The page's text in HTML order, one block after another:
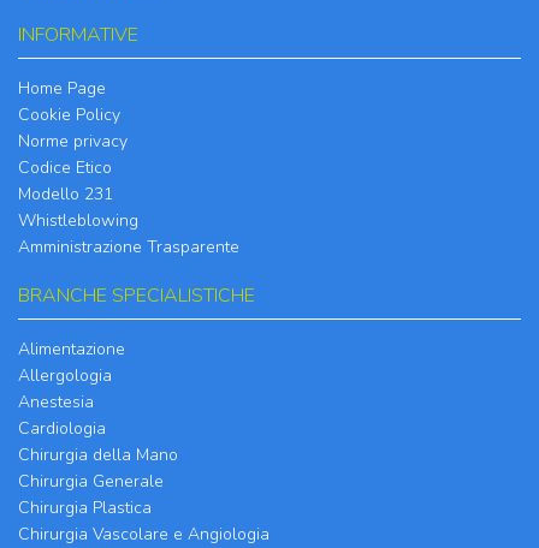
INFORMATIVE
Home Page
Cookie Policy
Norme privacy
Codice Etico
Modello 231
Whistleblowing
Amministrazione Trasparente
BRANCHE SPECIALISTICHE
Alimentazione
Allergologia
Anestesia
Cardiologia
Chirurgia della Mano
Chirurgia Generale
Chirurgia Plastica
Chirurgia Vascolare e Angiologia